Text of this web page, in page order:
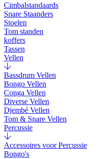
Cimbalstandaards
Snare Staanders
Stoelen
Tom standen
koffers
Tassen
Vellen
Bassdrum Vellen
Bongo Vellen
Conga Vellen
Diverse Vellen
Djembé Vellen
Tom & Snare Vellen
Percussie
Accessoires voor Percussie
Bongo's